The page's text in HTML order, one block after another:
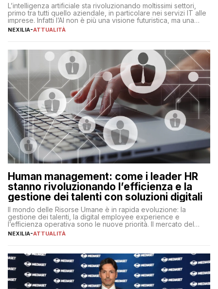
L’intelligenza artificiale sta rivoluzionando moltissimi settori,
primo tra tutti quello aziendale, in particolare nei servizi IT alle
imprese. Infatti l’AI non è più una visione futuristica, ma una
realtà operativa che sta portando a un cambio significativo in
operazioni, bensì comporta […]
NEXILIA-ATTUALITÀ
Human management: come i leader HR
stanno rivoluzionando l’efficienza e la
gestione dei talenti con soluzioni digitali
Il mondo delle Risorse Umane è in rapida evoluzione: la
gestione dei talenti, la digital employee experience e
l’efficienza operativa sono le nuove priorità. Il mercato del
lavoro, d’altra parte, è sempre più competitivo con una lotta
NEXILIA-ATTUALITÀ